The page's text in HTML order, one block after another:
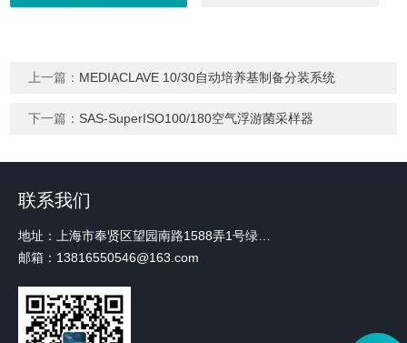
上一篇： MEDIACLAVE 10/30自动培养基制备分装系统
下一篇： SAS-SuperISO100/180空气浮游菌采样器
联系我们
邮箱：13816550546@163.com